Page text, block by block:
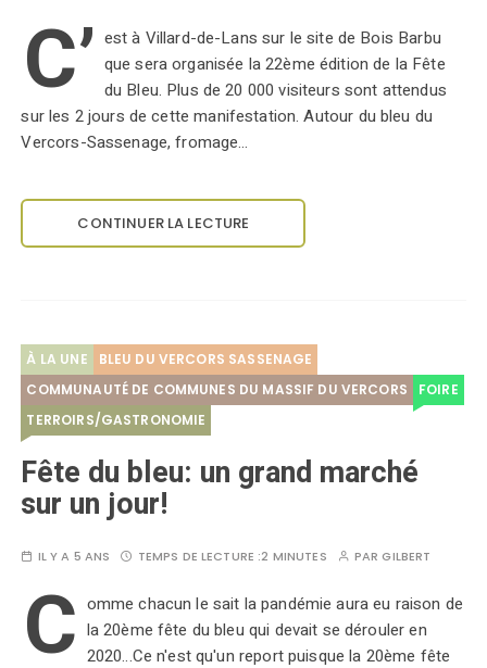
C’ est à Villard-de-Lans sur le site de Bois Barbu
que sera organisée la 22ème édition de la Fête
du Bleu. Plus de 20 000 visiteurs sont attendus
sur les 2 jours de cette manifestation. Autour du bleu du
Vercors-Sassenage, fromage…
CONTINUER LA LECTURE
À LA UNE
BLEU DU VERCORS SASSENAGE
COMMUNAUTÉ DE COMMUNES DU MASSIF DU VERCORS
FOIRE
TERROIRS/GASTRONOMIE
Fête du bleu: un grand marché
sur un jour!
IL Y A 5 ANS TEMPS DE LECTURE :2 MINUTES PARGILBERT
C omme chacun le sait la pandémie aura eu raison de
la 20ème fête du bleu qui devait se dérouler en
2020...Ce n'est qu'un report puisque la 20ème fête